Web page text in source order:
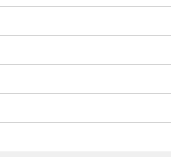
omringd door weilanden in het
appartementen, elk voorzien van